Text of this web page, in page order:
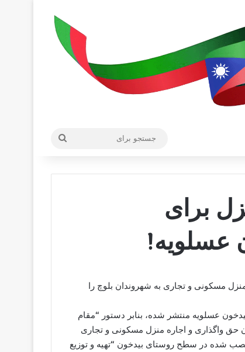
برای
عسلویه!
مسکونی و تجاری به شهروندان بلوچ را
از یک بیلبورد نصب شده توسط کلانتری ۱۲ منطقه بیدخون عسلویه منتشر شده، بنابر دستور “مقام
حق واگذاری و اجاره منزل مسکونی و تجاری
نصب شده در سطح روستای بیدخون “تهیه و توزیع